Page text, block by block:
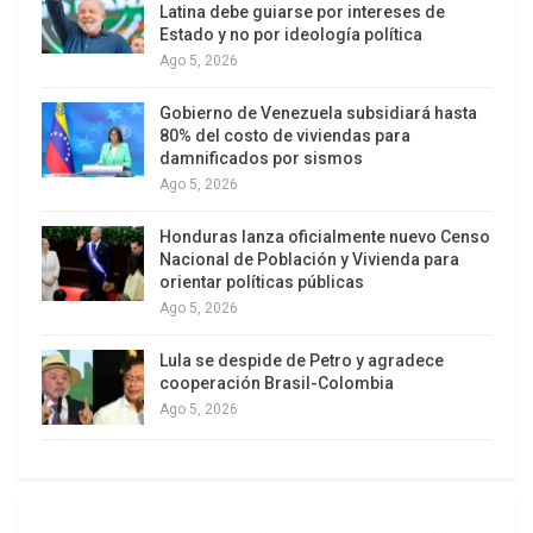
siendo el cuarto productor mundial detrás de
Australia, Chile y China.
el magnate Elon Musk «está sumamente
interesado en el litio» al igual que «el gobierno de
Estados Unidos y muchas empresas»
Latina debe guiarse por intereses de
Estado y no por ideología política
Ago 5, 2026
Gobierno de Venezuela subsidiará hasta
80% del costo de viviendas para
damnificados por sismos
Ago 5, 2026
Honduras lanza oficialmente nuevo Censo
Nacional de Población y Vivienda para
orientar políticas públicas
Ago 5, 2026
Lula se despide de Petro y agradece
cooperación Brasil-Colombia
Ago 5, 2026